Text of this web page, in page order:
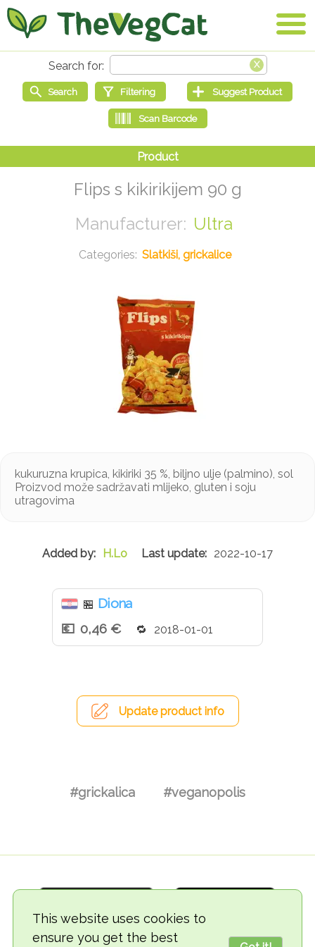
This website uses cookies to
ensure you get the best
Flips s kikirikijem 90 g
Ultra
Slatkiši, grickalice
kukuruzna krupica, kikiriki 35 %, biljno ulje (palmino), sol
Proizvod može sadržavati mlijeko, gluten i soju
utragovima
H.Lo 2022-10-17
🏪 Diona
0,46 €
2018-01-01
Update product info
#grickalica #veganopolis